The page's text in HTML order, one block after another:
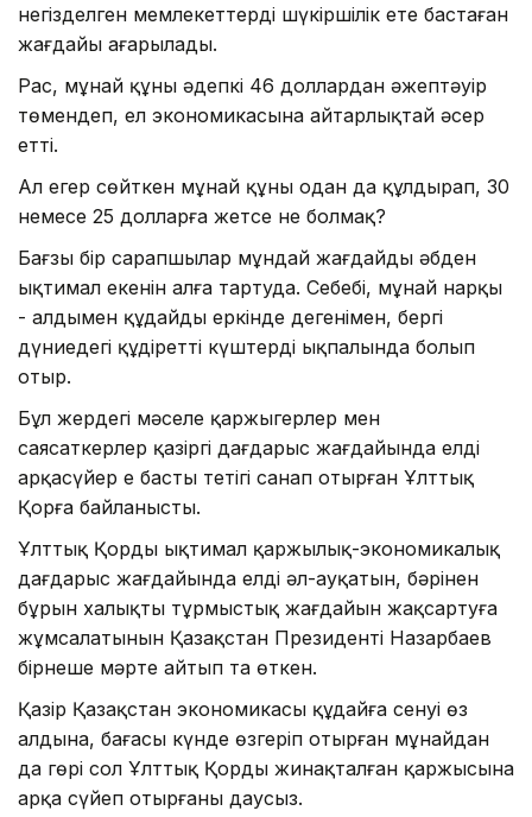
негізделген мемлекеттердің шүкір­шілік ете бастаған
жағдайы аңғарылады.
Рас, мұнай құны әдепкі 46 доллардан әжептәуір
төмендеп, ел экономикасына айтарлықтай әсер
етті.
Ал егер сөйткен мұнай құны одан да құлдырап, 30
немесе 25 долларға жетсе не болмақ?
Бағзы бір сарапшылар мұндай жағ­дайдың әбден
ықтимал екенін алға тартуда. Себебі, мұнай нар­қы
- алдымен құдайдың еркінде дегенімен, бергі
дүниедегі құдіретті күштердің ықпалында болып
отыр.
Бұл жердегі мәселе қаржыгер­лер мен
саясаткерлер қазіргі дағдарыс жағдайында елдің
ар­қасүйер ең басты тетігі санап отыр­ған Ұлттық
Қорға байланысты.
Ұлттық Қордың ықтимал қар­жылық-экономикалық
дағдарыс жағдайында елдің әл-ауқатын, бәрінен
бұрын халықтың тұрмыс­тық жағдайын жақсартуға
жұм­салатынын Қазақстан Президенті Назарбаев
бірнеше мәрте айтып та өткен.
Қазір Қазақстан экономикасы құдайға сенуі өз
алдына, бағасы күнде өзгеріп отырған мұнайдан
да гөрі сол Ұлттық Қордың жинақ­талған қаржысына
арқа сүйеп отырғаны даусыз.